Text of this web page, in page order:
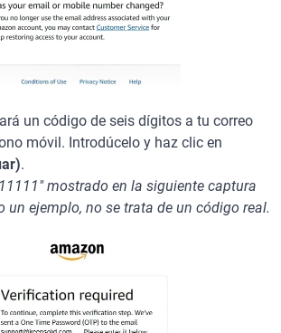
un código de seis dígitos a tu correo
móvil. Introdúcelo y haz clic en
.
mostrado en la siguiente captura
un ejemplo, no se trata de un código real.